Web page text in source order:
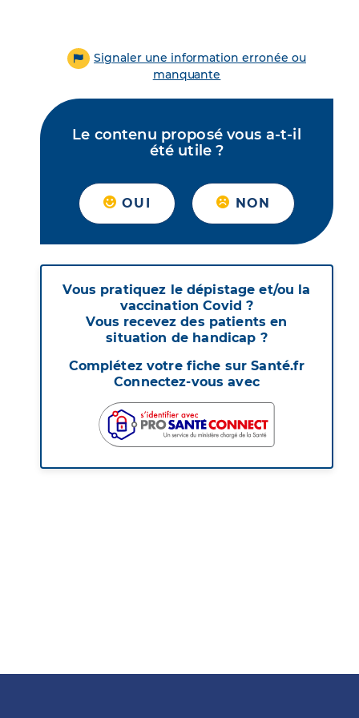
Signaler une information erronée ou
manquante
Le contenu proposé vous a-t-il
été utile ?
OUI NON
Vous pratiquez le dépistage et/ou la
vaccination Covid ?
Vous recevez des patients en
situation de handicap ?
Complétez votre fiche sur Santé.fr
Connectez-vous avec